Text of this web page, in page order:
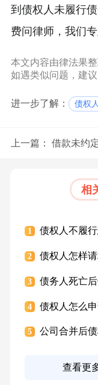
到债权人未履行
费问律师，我们
本文内容由律法果
如遇类似问题，建
进一步了解： 债权人
上一篇： 借款未约
相
1 债权人不履
2 债权人怎样
3 债务人死亡
4 债权人怎么
5 公司合并后
查看更